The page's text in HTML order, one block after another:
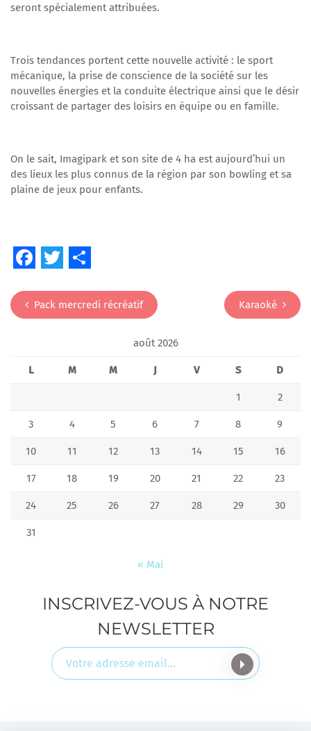
seront spécialement attribuées.
Trois tendances portent cette nouvelle activité : le sport
mécanique, la prise de conscience de la société sur les
nouvelles énergies et la conduite électrique ainsi que le désir
croissant de partager des loisirs en équipe ou en famille.
On le sait, Imagipark et son site de 4 ha est aujourd’hui un
des lieux les plus connus de la région par son bowling et sa
plaine de jeux pour enfants.
NAVIGATION
DE Pack mercredi récréatif Karaoké
août 2026
L M M J V S D
1 2
3 4 5 6 7 8 9
10 11 12 13 14 15 16
17 18 19 20 21 22 23
24 25 26 27 28 29 30
31
« Mai
INSCRIVEZ-VOUS À NOTRE
NEWSLETTER